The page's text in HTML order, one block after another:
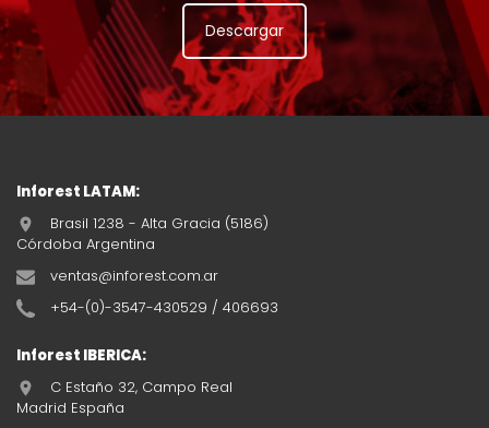
Descargar
Inforest LATAM:
Brasil 1238 - Alta Gracia (5186)
Córdoba Argentina
ventas@inforest.com.ar
+54-(0)-3547-430529 / 406693
Inforest IBERICA:
C Estaño 32, Campo Real
Madrid España